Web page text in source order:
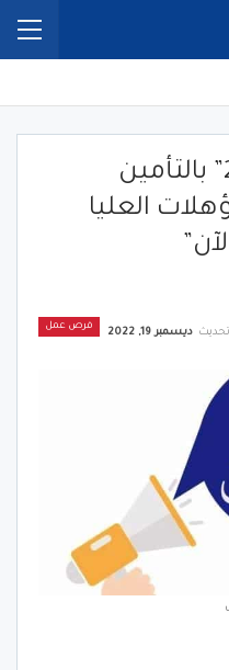
“وظائف جديدة 2023” بالتأمين
العليا
فرص عمل ديسمبر 19, 2022